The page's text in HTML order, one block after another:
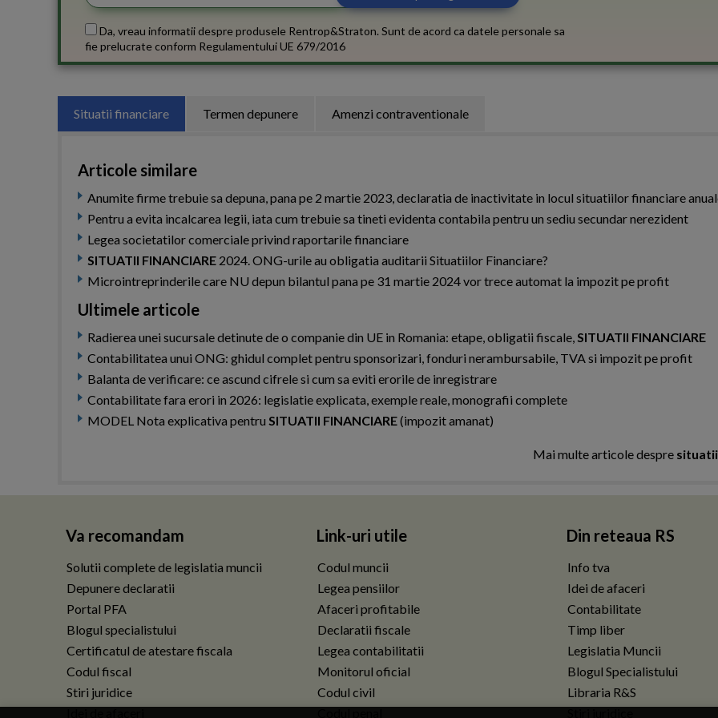
Da, vreau informatii despre produsele Rentrop&Straton. Sunt de acord ca datele personale sa
fie prelucrate conform Regulamentului UE 679/2016
Situatii financiare Termen depunere Amenzi contraventionale
Articole similare
Anumite firme trebuie sa depuna, pana pe 2 martie 2023, declaratia de inactivitate in locul situatiilor financiare
Pentru a evita incalcarea legii, iata cum trebuie sa tineti evidenta contabila pentru un sediu secundar nerezident
Legea societatilor comerciale privind raportarile financiare
SITUATII FINANCIARE 2024. ONG-urile au obligatia auditarii Situatiilor Financiare?
Microintreprinderile care NU depun bilantul pana pe 31 martie 2024 vor trece automat la impozit pe profit
Ultimele articole
Radierea unei sucursale detinute de o companie din UE in Romania: etape, obligatii fiscale,SITUATII FINANCIARE
Contabilitatea unui ONG: ghidul complet pentru sponsorizari, fonduri nerambursabile, TVA si impozit pe profit
Balanta de verificare: ce ascund cifrele si cum sa eviti erorile de inregistrare
Contabilitate fara erori in 2026: legislatie explicata, exemple reale, monografii complete
MODEL Nota explicativa pentru SITUATII FINANCIARE(impozit amanat)
Mai multe articole despre
Va recomandam
Solutii complete de legislatia muncii
Depunere declaratii
Portal PFA
Blogul specialistului
Certificatul de atestare fiscala
Codul fiscal
Stiri juridice
Link-uri utile
Codul muncii
Legea pensiilor
Afaceri profitabile
Declaratii fiscale
Legea contabilitatii
Monitorul oficial
Codul civil
Din reteaua RS
Info tva
Idei de afaceri
Contabilitate
Timp liber
Legislatia Muncii
Blogul Specialistului
Libraria R&S